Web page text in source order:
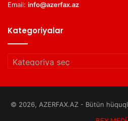
Email: info@azerfax.az
Kategoriyalar
Kategoriyalar
© 2026, AZERFAX.AZ - Bütün